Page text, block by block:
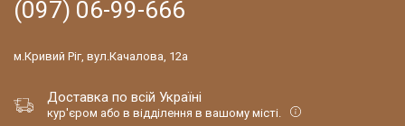
(097) 06-99-666
м.Кривий Ріг, вул.Качалова, 12а
Доставка по всій Україні
кур'єром або в відділення в вашому місті.